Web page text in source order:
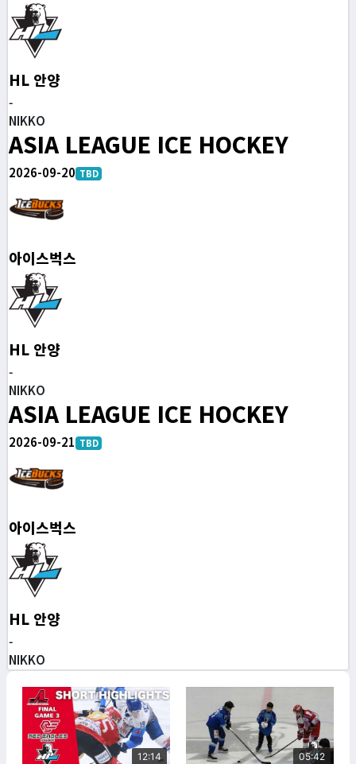
HL 안양
-
NIKKO
ASIA LEAGUE ICE HOCKEY
2026-09-20 TBD
아이스벅스
HL 안양
-
NIKKO
ASIA LEAGUE ICE HOCKEY
2026-09-21 TBD
아이스벅스
HL 안양
-
NIKKO
12:14 05:42